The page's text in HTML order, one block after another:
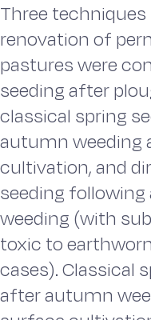
Three
renovation of
pastures were
seeding after
classical spring
autumn weeding
cultivation, and
seeding
weeding (with
toxic to
cases). Classical
after autumn